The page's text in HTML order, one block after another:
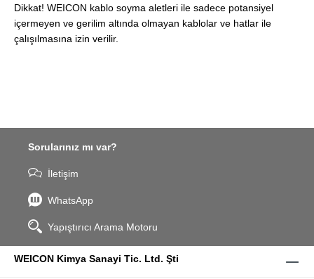
Dikkat! WEICON kablo soyma aletleri ile sadece potansiyel
içermeyen ve gerilim altında olmayan kablolar ve hatlar ile
çalışılmasına izin verilir.
Sorularınız mı var?
İletişim
WhatsApp
Yapıştırıcı Arama Motoru
WEICON Kimya Sanayi Tic. Ltd. Şti